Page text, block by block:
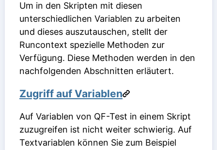
Um in den Skripten mit diesen
unterschiedlichen Variablen zu arbeiten
und dieses auszutauschen, stellt der
Runcontext spezielle Methoden zur
Verfügung. Diese Methoden werden in den
nachfolgenden Abschnitten erläutert.
Zugriff auf Variablen
Auf Variablen von QF-Test in einem Skript
zuzugreifen ist nicht weiter schwierig. Auf
Textvariablen können Sie zum Beispiel